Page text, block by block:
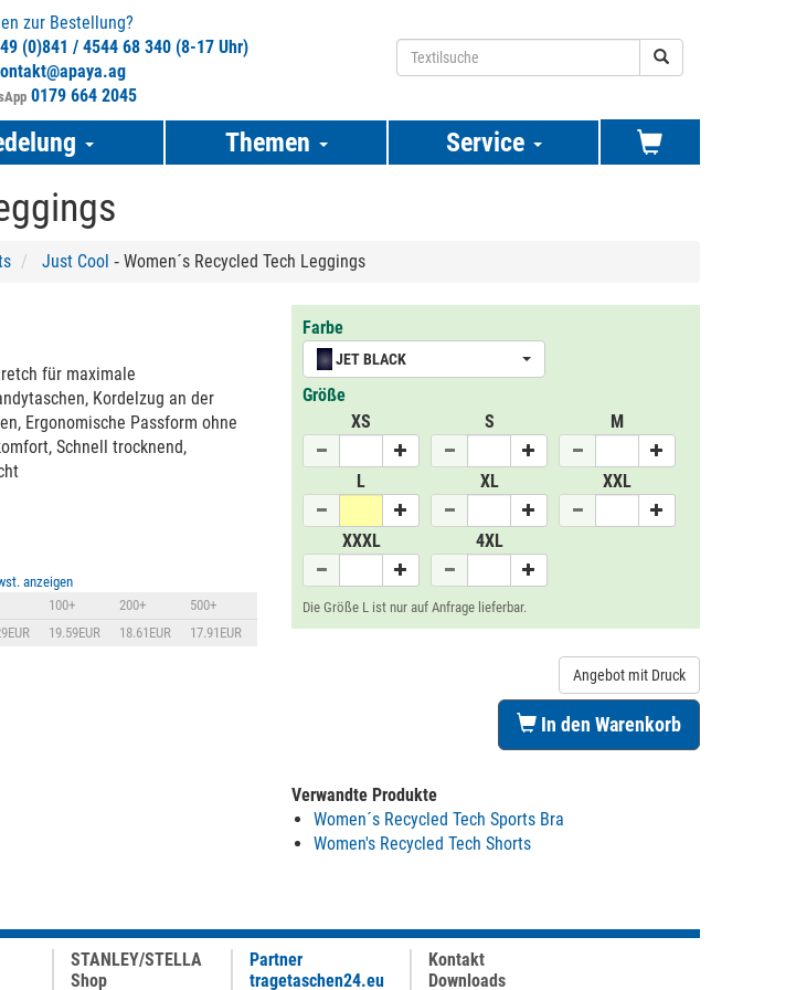
zur Bestellung?
(0)841 / 4544 68 340 (8-17 Uhr)
0179 664 2045
Themen Service
Just Cool ‐ Women´s Recycled Tech Leggings
für maximale
Kordelzug an der
Ergonomische Passform ohne
Schnell trocknend,
anzeigen
100+ 200+
500+
19.59EUR 18.61EUR 17.91EUR
Farbe
JET BLACK
Größe
XS
S M
L XL XXL
XXXL 4XL
Die Größe L ist nur auf Anfrage lieferbar.
Angebot mit Druck
In den Warenkorb
Verwandte Produkte
Women´s Recycled Tech Sports Bra
Women's Recycled Tech Shorts
STANLEY/STELLA
Shop
Partner
tragetaschen24.eu
Kontakt
Downloads